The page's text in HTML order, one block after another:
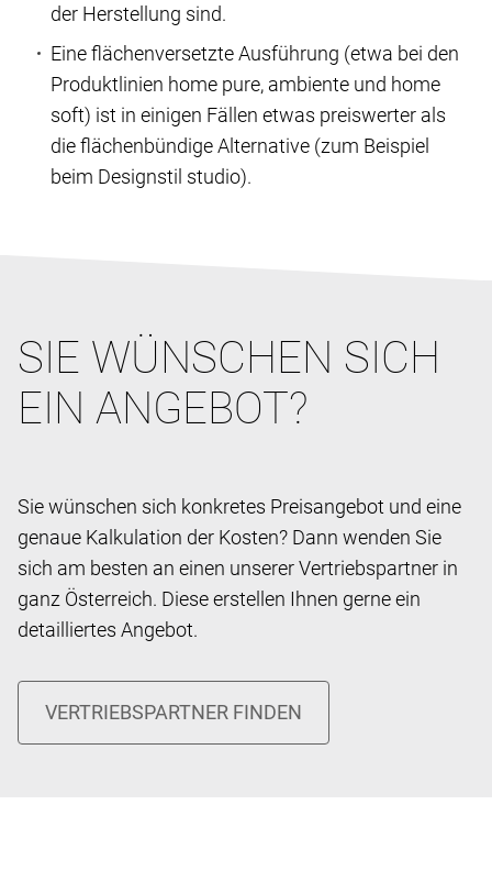
der Herstellung sind.
Eine flächenversetzte Ausführung (etwa bei den
Produktlinien home pure, ambiente und home
soft) ist in einigen Fällen etwas preiswerter als
die flächenbündige Alternative (zum Beispiel
beim Designstil studio).
SIE WÜNSCHEN SICH
EIN ANGEBOT?
Sie wünschen sich konkretes Preisangebot und eine
genaue Kalkulation der Kosten? Dann wenden Sie
sich am besten an einen unserer Vertriebspartner in
ganz Österreich. Diese erstellen Ihnen gerne ein
detailliertes Angebot.